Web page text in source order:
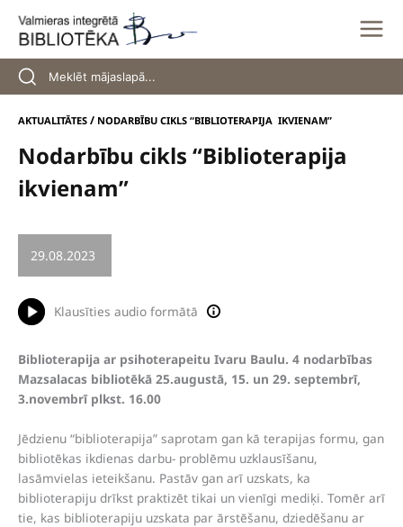
content
AKTUALITĀTES / NODARBĪBU CIKLS “BIBLIOTERAPIJA IKVIENAM”
Nodarbību cikls “Biblioterapija
ikvienam”
29.08.2023
Klausīties audio formātā
Biblioterapija ar psihoterapeitu Ivaru Baulu. 4 nodarbības
Mazsalacas bibliotēkā 25.augustā, 15. un 29. septembrī,
3.novembrī plkst. 16.00
Jēdzienu “biblioterapija” saprotam gan kā terapijas formu, gan
bibliotēkas ikdienas darbu- problēmu uzklausīšanu,
lasāmvielas ieteikšanu. Pastāv gan arī uzskats, ka
biblioterapiju drīkst praktizēt tikai un vienīgi mediķi. Tomēr arī
tie, kas biblioterapiju uzskata par ārstēšanu, dziedēšanu ar